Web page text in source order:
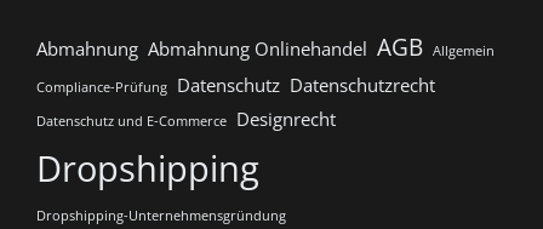
Abmahnung Abmahnung Onlinehandel AGB Allgemein
Compliance-Prüfung Datenschutz Datenschutzrecht
Datenschutz und E-Commerce Designrecht
Dropshipping
Dropshipping-Unternehmensgründung